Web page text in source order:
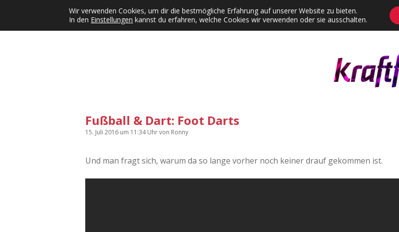
Kategorien Dropdown-Menü öffnen
KFMW-Disco Dates Instagrams Contact Adventskalender Dropdown-Menü öffnen
Fußball & Dart: Foot Darts
15. Juli 2016 um 11:34 Uhrvon Ronny
Und man fragt sich, warum da so lange vorher noch keiner drauf gekommen ist.
Wir verwenden Cookies, um dir die bestmögliche Erfahrung auf unserer Website zu bieten.
In den Einstellungen kannst du erfahren, welche Cookies wir verwenden oder sie ausschalten.